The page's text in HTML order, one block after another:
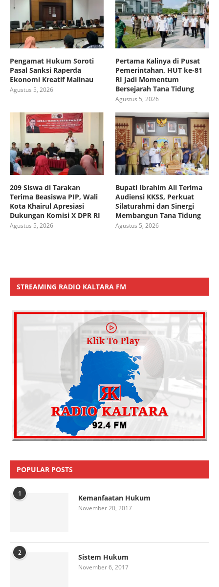
Pengamat Hukum Soroti
Pasal Sanksi Raperda
Ekonomi Kreatif Malinau
Agustus 5, 2026
Pertama Kalinya di Pusat
Pemerintahan, HUT ke-81
RI Jadi Momentum
Bersejarah Tana Tidung
Agustus 5, 2026
209 Siswa di Tarakan
Terima Beasiswa PIP, Wali
Kota Khairul Apresiasi
Dukungan Komisi X DPR RI
Agustus 5, 2026
Bupati Ibrahim Ali Terima
Audiensi KKSS, Perkuat
Silaturahmi dan Sinergi
Membangun Tana Tidung
Agustus 5, 2026
STREAMING RADIO KALTARA FM
POPULAR POSTS
1 Kemanfaatan Hukum
November 20, 2017
2 Sistem Hukum
November 6, 2017